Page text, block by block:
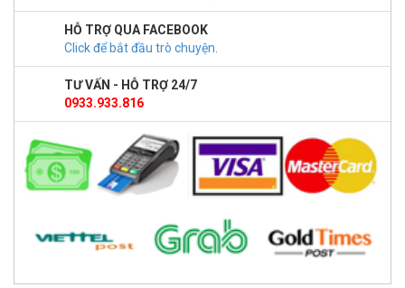
HỖ TRỢ QUA FACEBOOK
Click để bắt đầu trò chuyện.
TƯ VẤN - HỖ TRỢ 24/7
0933.933.816